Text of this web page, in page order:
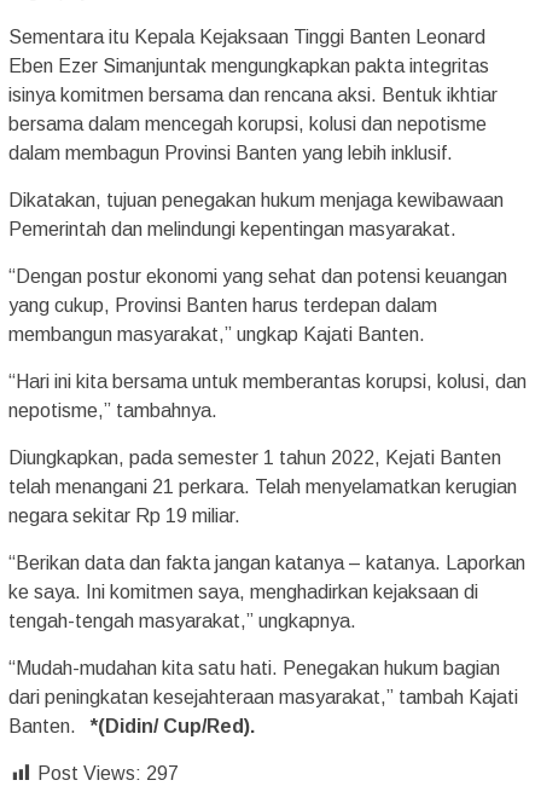
Sementara itu Kepala Kejaksaan Tinggi Banten Leonard
Eben Ezer Simanjuntak mengungkapkan pakta integritas
isinya komitmen bersama dan rencana aksi. Bentuk ikhtiar
bersama dalam mencegah korupsi, kolusi dan nepotisme
dalam membagun Provinsi Banten yang lebih inklusif.
Dikatakan, tujuan penegakan hukum menjaga kewibawaan
Pemerintah dan melindungi kepentingan masyarakat.
“Dengan postur ekonomi yang sehat dan potensi keuangan
yang cukup, Provinsi Banten harus terdepan dalam
membangun masyarakat,” ungkap Kajati Banten.
“Hari ini kita bersama untuk memberantas korupsi, kolusi, dan
nepotisme,” tambahnya.
Diungkapkan, pada semester 1 tahun 2022, Kejati Banten
telah menangani 21 perkara. Telah menyelamatkan kerugian
negara sekitar Rp 19 miliar.
“Berikan data dan fakta jangan katanya – katanya. Laporkan
ke saya. Ini komitmen saya, menghadirkan kejaksaan di
tengah-tengah masyarakat,” ungkapnya.
“Mudah-mudahan kita satu hati. Penegakan hukum bagian
dari peningkatan kesejahteraan masyarakat,” tambah Kajati
Banten.*(Didin/ Cup/Red).
Post Views: 297